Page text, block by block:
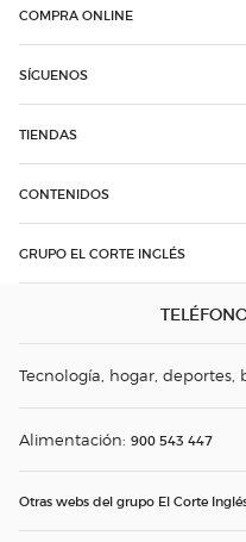
COMPRA ONLINE
SÍGUENOS
TIENDAS
CONTENIDOS
GRUPO EL CORTE INGLÉS
Tecnología, hogar, deportes,
Alimentación: 900 543 447
Otras webs del grupo El Corte